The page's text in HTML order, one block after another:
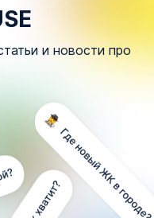
и новости про